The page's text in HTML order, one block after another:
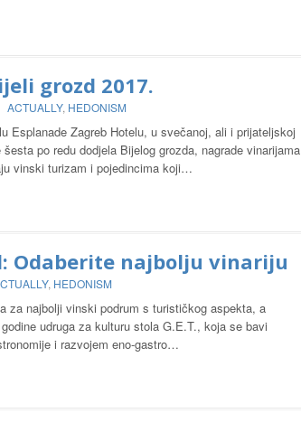
grozd 2017.
ACTUALLY, HEDONISM
Esplanade Zagreb Hotelu, u svečanoj, ali i prijateljskoj
po redu dodjela Bijelog grozda, nagrade vinarijama
vinski turizam i pojedincima koji…
Odaberite najbolju vinariju
, HEDONISM
za najbolji vinski podrum s turističkog aspekta, a
udruga za kulturu stola G.E.T., koja se bavi
i razvojem eno-gastro…